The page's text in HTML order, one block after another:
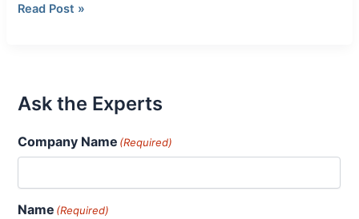
能
要
求：
性
Read Post »
Ask the Experts
Company Name (Required)
Name (Required)